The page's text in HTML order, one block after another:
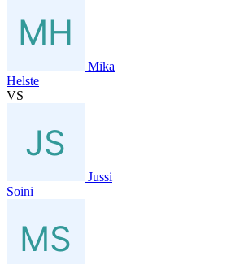
Mika
Helste
VS
Jussi
Soini